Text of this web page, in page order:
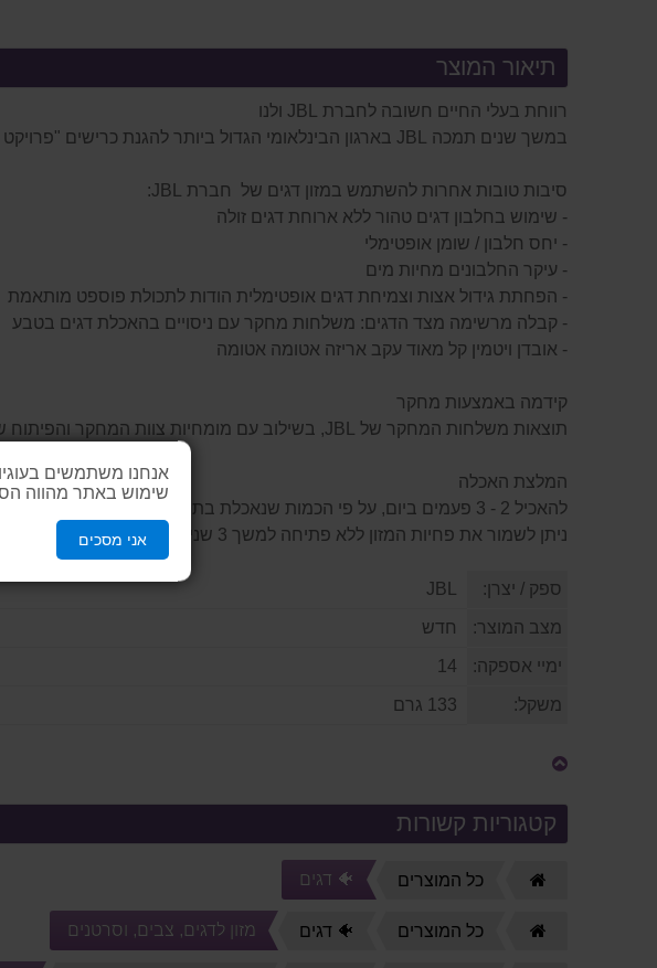
אנחנו משתמשים
שימוש באתר מהווה
אני מסכים
תיאור המוצר
רווחת בעלי החיים חשובה לחברת JBL ולנו
במשך שנים תמכה JBL בארגון הבינלאומי הגדול ביותר להגנת כרישים "פרויקט הכריש".
סיבות טובות אחרות להשתמש במזון דגים של חברת JBL:
- שימוש בחלבון דגים טהור ללא ארוחת דגים זולה
- יחס חלבון / שומן אופטימלי
- עיקר החלבונים מחיות מים
- הפחתת גידול אצות וצמיחת דגים אופטימלית הודות לתכולת פוספט מותאמת
- קבלה מרשימה מצד הדגים: משלחות מחקר עם ניסויים בהאכלת דגים בטבע
- אובדן ויטמין קל מאוד עקב אריזה אטומה אטומה
קידמה באמצעות מחקר
תוצאות משלחות המחקר של JBL, בשילוב עם מומחיות צוות המחקר והפיתוח של JBL, הביאו לתערובות מזון אופטימליות ומאוזנות העשויות מרכיבים איכותיים.
המלצת האכלה
להאכיל 2 - 3 פעמים ביום, על פי הכמות שנאכלת בתוך 30 דקות. יש להוציא כל אוכל שלא נאכל בתוך שעה מזמן ההאכלה.
ניתן לשמור את פחיות המזון ללא פתיחה למשך 3 שנים, לאחר הפתיחה אורך השימוש עד 4 חודשים, מכיוון שויטמינים יקרי ערך יתדרדרו.
ספק / יצרן:
מצב המוצר: חדש
ימיי אספקה:
משקל:
קטגוריות קשורות
כל המוצרים 🐠 דגים
כל המוצרים 🐠 דגים מזון לדגים, צבים, וסרטנים